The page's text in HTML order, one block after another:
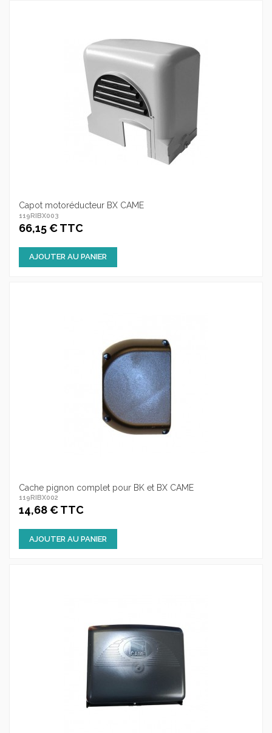
Capot motoréducteur BX CAME
119RIBX003
66,15 € TTC
AJOUTER AU PANIER
Cache pignon complet pour BK et BX CAME
119RIBX002
14,68 € TTC
AJOUTER AU PANIER